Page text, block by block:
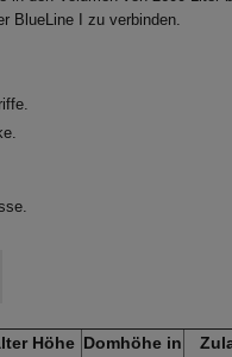
BlueLine I zu verbinden.
Höhe Domhöhe in